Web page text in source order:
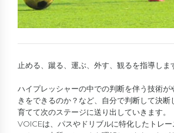
止める、蹴る、運ぶ、外す、観るを指導しま
ハイプレッシャーの中での判断を伴う技術が
きをできるのか？など、自分で判断して決断
育てて次のステージに送り出していきます。
VOICEは、パスやドリブルに特化したトレ